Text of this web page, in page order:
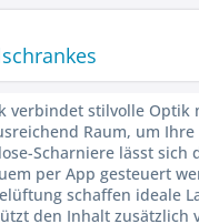
verbindet stilvolle
Raum, um
Scharniere lässt
per App gesteuert
schaffen ideale
den Inhalt